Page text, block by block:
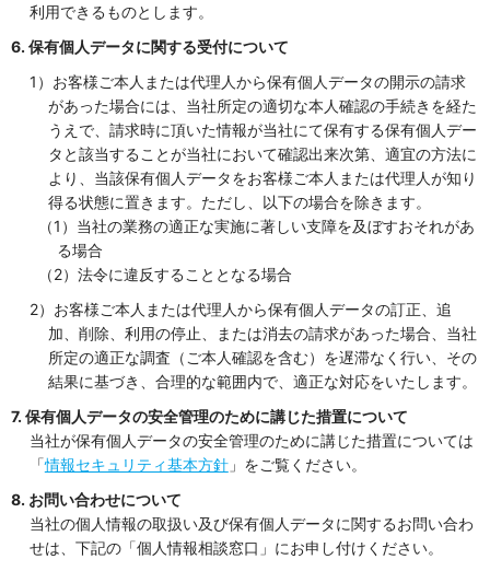
利用できるものとします。
6. 保有個人データに関する受付について
1）お客様ご本人または代理人から保有個人データの開示の請求
があった場合には、当社所定の適切な本人確認の手続きを経た
うえで、請求時に頂いた情報が当社にて保有する保有個人デー
タと該当することが当社において確認出来次第、適宜の方法に
より、当該保有個人データをお客様ご本人または代理人が知り
得る状態に置きます。ただし、以下の場合を除きます。
（1）当社の業務の適正な実施に著しい支障を及ぼすおそれがあ
る場合
（2）法令に違反することとなる場合
2）お客様ご本人または代理人から保有個人データの訂正、追
加、削除、利用の停止、または消去の請求があった場合、当社
所定の適正な調査（ご本人確認を含む）を遅滞なく行い、その
結果に基づき、合理的な範囲内で、適正な対応をいたします。
7. 保有個人データの安全管理のために講じた措置について
当社が保有個人データの安全管理のために講じた措置については
「情報セキュリティ基本方針」をご覧ください。
8. お問い合わせについて
当社の個人情報の取扱い及び保有個人データに関するお問い合わ
せは、下記の「個人情報相談窓口」にお申し付けください。